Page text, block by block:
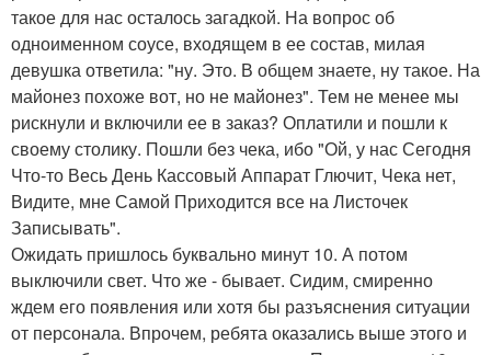
такое для нас осталось загадкой. На вопрос об
одноименном соусе, входящем в ее состав, милая
девушка ответила: "ну. Это. В общем знаете, ну такое. На
майонез похоже вот, но не майонез". Тем не менее мы
рискнули и включили ее в заказ? Оплатили и пошли к
своему столику. Пошли без чека, ибо "Ой, у нас Сегодня
Что-то Весь День Кассовый Аппарат Глючит, Чека нет,
Видите, мне Самой Приходится все на Листочек
Записывать".
Ожидать пришлось буквально минут 10. А потом
выключили свет. Что же - бывает. Сидим, смиренно
ждем его появления или хотя бы разъяснения ситуации
от персонала. Впрочем, ребята оказались выше этого и